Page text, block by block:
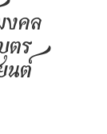
คล
ร
ต์